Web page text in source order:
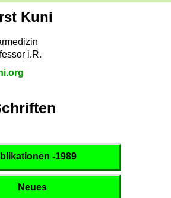
Kuni
i.R.
-1989
Neues